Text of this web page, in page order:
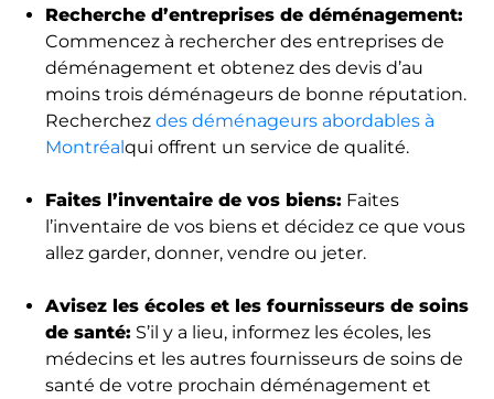
Recherche d’entreprises de déménagement:
Commencez à rechercher des entreprises de
déménagement et obtenez des devis d’au
moins trois déménageurs de bonne réputation.
Recherchez des déménageurs abordables à
Montréalqui offrent un service de qualité.
Faites l’inventaire de vos biens: Faites
l’inventaire de vos biens et décidez ce que vous
allez garder, donner, vendre ou jeter.
Avisez les écoles et les fournisseurs de soins
de santé: S’il y a lieu, informez les écoles, les
médecins et les autres fournisseurs de soins de
santé de votre prochain déménagement et